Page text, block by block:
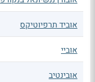
אוביד תרפיוטיקס
אוביי
אובינטיב